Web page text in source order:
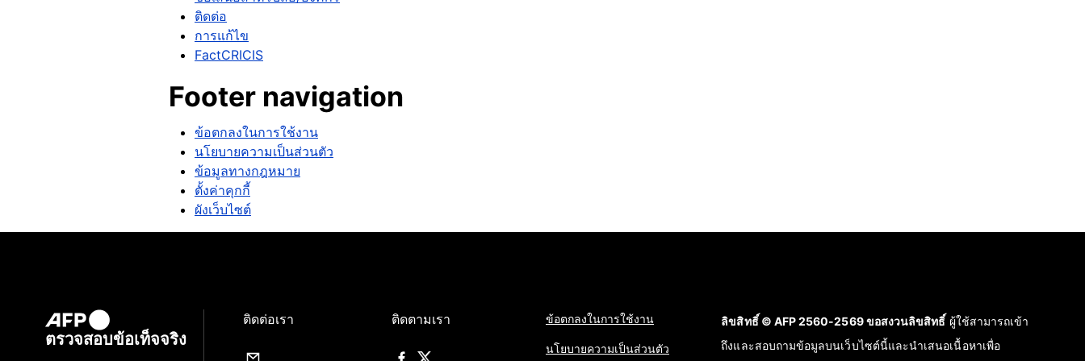
ติดต่อ
การแก้ไข
FactCRICIS
Footer navigation
ข้อตกลงในการใช้งาน
นโยบายความเป็นส่วนตัว
ข้อมูลทางกฎหมาย
ตั้งค่าคุกกี้
ผังเว็บไซต์
ตรวจสอบข้อเท็จจริง
ติดต่อเรา ติดตามเรา ข้อตกลงในการใช้งาน
นโยบายความเป็นส่วนตัว
ลิขสิทธิ์ © AFP 2560-2569 ขอสงวนลิขสิทธิ์ ผู้ใช้สามารถเข้า
ถึงและสอบถามข้อมูลบนเว็บไซต์นี้และนำเสนอเนื้อหาเพื่อ